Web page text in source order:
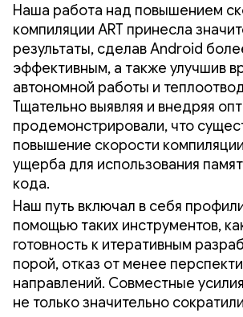
Наша работа над повышением
компиляции ART принесла
результаты, сделав Android
эффективным, а также улучшив
автономной работы и
Тщательно выявляя и внедряя
продемонстрировали, что
повышение скорости
ущерба для использования
кода.
Наш путь включал в себя
помощью таких инструментов,
готовность к итеративным
порой, отказ от менее
направлений. Совместные
не только значительно